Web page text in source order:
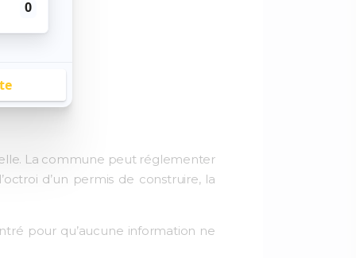
La commune peut réglementer
d’un permis de construire, la
pour qu’aucune information ne